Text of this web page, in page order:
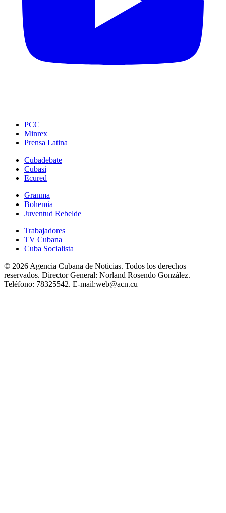
PCC
Minrex
Prensa Latina
Cubadebate
Cubasi
Ecured
Granma
Bohemia
Juventud Rebelde
Trabajadores
TV Cubana
Cuba Socialista
© 2026 Agencia Cubana de Noticias. Todos los derechos
reservados. Director General: Norland Rosendo González.
Teléfono: 78325542. E-mail:web@acn.cu